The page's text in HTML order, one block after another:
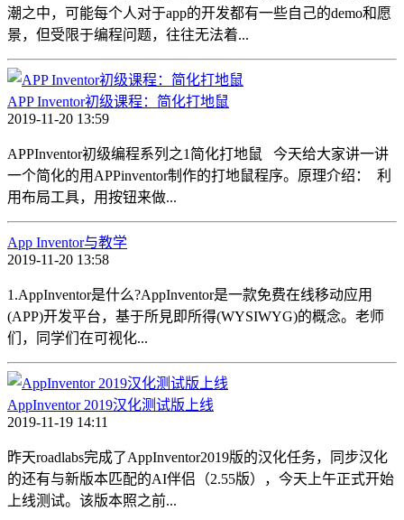
潮之中，可能每个人对于app的开发都有一些自己的demo和愿
景，但受限于编程问题，往往无法着...
APP Inventor初级课程：简化打地鼠
2019-11-20 13:59
APPInventor初级编程系列之1简化打地鼠 今天给大家讲一讲
一个简化的用APPinventor制作的打地鼠程序。原理介绍： 利
用布局工具，用按钮来做...
App Inventor与教学
2019-11-20 13:58
1.AppInventor是什么?AppInventor是一款免费在线移动应用
(APP)开发平台，基于所見即所得(WYSIWYG)的概念。老师
们，同学们在可视化...
AppInventor 2019汉化测试版上线
2019-11-19 14:11
昨天roadlabs完成了AppInventor2019版的汉化任务，同步汉化
的还有与新版本匹配的AI伴侣（2.55版），今天上午正式开始
上线测试。该版本照之前...